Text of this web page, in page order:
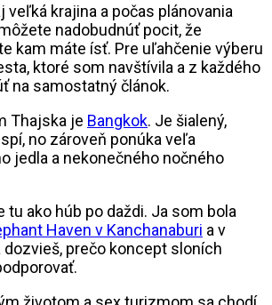
veľká krajina a počas plánovania
nadobudnúť pocit, že
kam máte ísť. Pre uľahčenie výberu
ktoré som navštívila a z každého
na samostatný článok.
Thajska je Bangkok. Je šialený,
no zároveň ponúka veľa
jedla a nekonečného nočného
tu ako húb po daždi. Ja som bola
Haven v Kanchanaburi a v
prečo koncept sloních